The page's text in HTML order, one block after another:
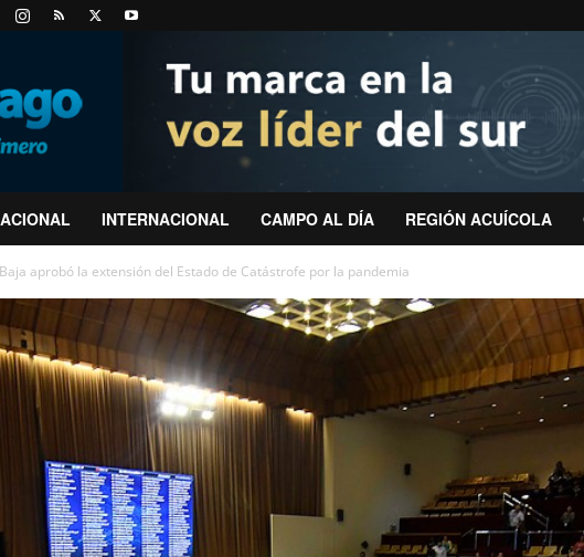
INTERNACIONAL CAMPO AL DÍA REGIÓN ACUÍCOLA
aprobó la extensión del Estado de Catástrofe por la pandemia